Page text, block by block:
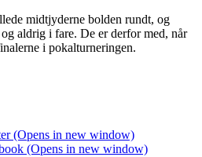
midtjyderne bolden rundt, og
aldrig i fare. De er derfor med, når
i pokalturneringen.
(Opens in new window)
(Opens in new window)